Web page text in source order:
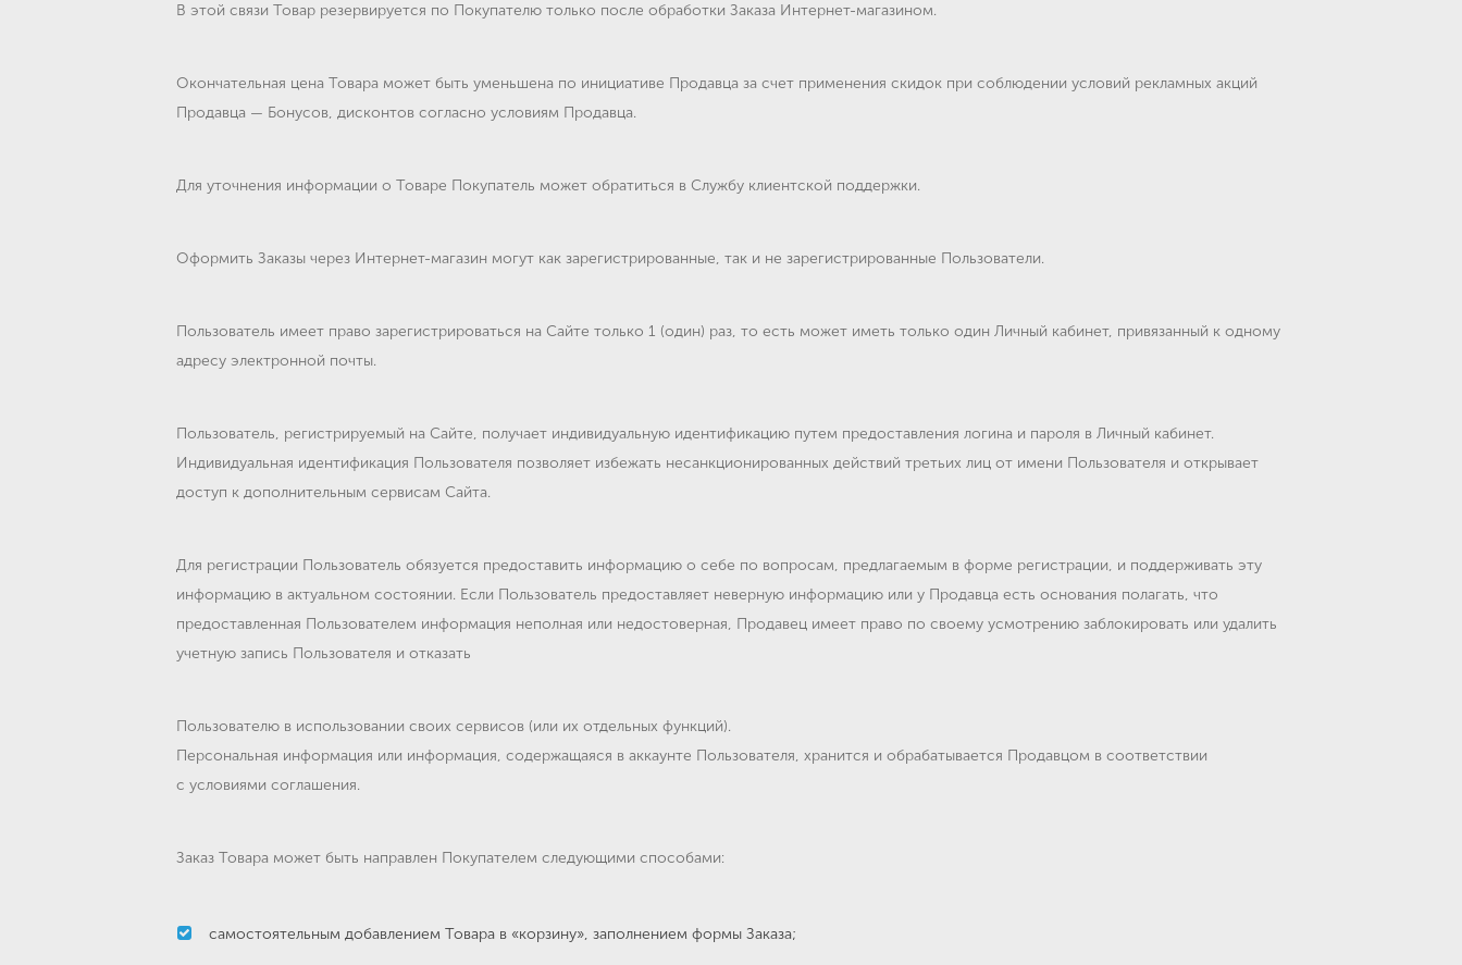
В этой связи Товар резервируется по Покупателю только после обработки Заказа Интернет-магазином.
Окончательная цена Товара может быть уменьшена по инициативе Продавца за счет применения скидок при соблюдении условий рекламных акций
Продавца — Бонусов, дисконтов согласно условиям Продавца.
Для уточнения информации о Товаре Покупатель может обратиться в Службу клиентской поддержки.
Оформить Заказы через Интернет-магазин могут как зарегистрированные, так и не зарегистрированные Пользователи.
Пользователь имеет право зарегистрироваться на Сайте только 1 (один) раз, то есть может иметь только один Личный кабинет, привязанный к одному
адресу электронной почты.
Пользователь, регистрируемый на Сайте, получает индивидуальную идентификацию путем предоставления логина и пароля в Личный кабинет.
Индивидуальная идентификация Пользователя позволяет избежать несанкционированных действий третьих лиц от имени Пользователя и открывает
доступ к дополнительным сервисам Сайта.
Для регистрации Пользователь обязуется предоставить информацию о себе по вопросам, предлагаемым в форме регистрации, и поддерживать эту
информацию в актуальном состоянии. Если Пользователь предоставляет неверную информацию или у Продавца есть основания полагать, что
предоставленная Пользователем информация неполная или недостоверная, Продавец имеет право по своему усмотрению заблокировать или удалить
учетную запись Пользователя и отказать
Пользователю в использовании своих сервисов (или их отдельных функций).
Персональная информация или информация, содержащаяся в аккаунте Пользователя, хранится и обрабатывается Продавцом в соответствии
с условиями соглашения.
Заказ Товара может быть направлен Покупателем следующими способами:
самостоятельным добавлением Товара в «корзину», заполнением формы Заказа;